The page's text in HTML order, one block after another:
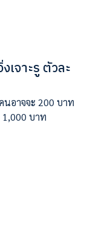
จาะรู ตัวละ
นอาจจะ 200 บาท
1,000 บาท